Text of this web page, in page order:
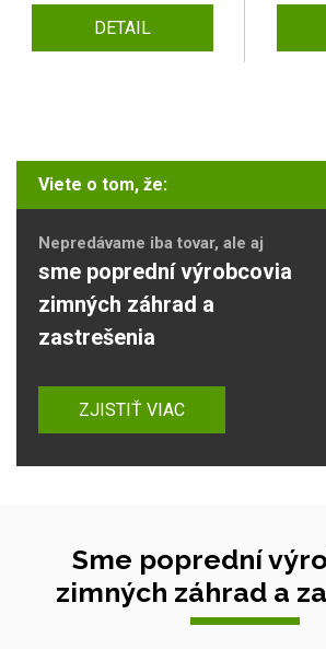
DETAIL
Viete o tom, že:
Nepredávame iba tovar, ale aj
sme poprední výrobcovia
zimných záhrad a
zastrešenia
ZJISTIŤ VIAC
Sme poprední
zimných záhrad a